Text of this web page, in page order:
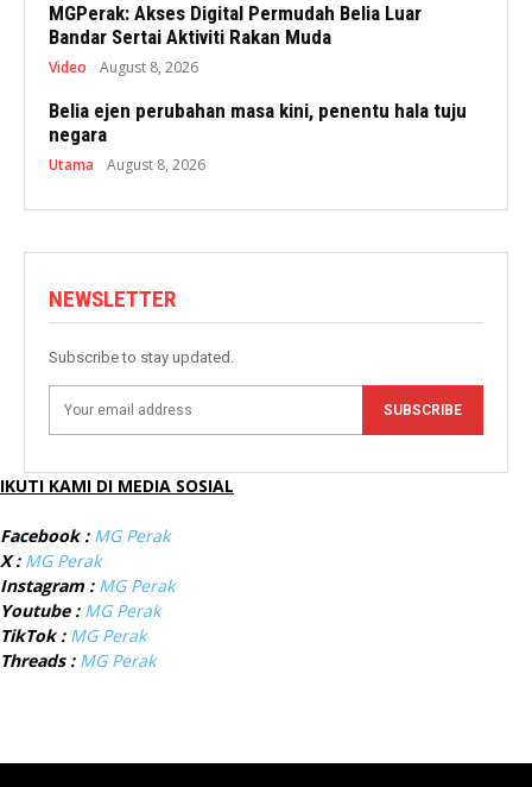
MGPerak: Akses Digital Permudah Belia Luar
Bandar Sertai Aktiviti Rakan Muda
Video August 8, 2026
Belia ejen perubahan masa kini, penentu hala tuju
negara
Utama August 8, 2026
NEWSLETTER
Subscribe to stay updated.
SUBSCRIBE
IKUTI KAMI DI MEDIA SOSIAL
Facebook : MG Perak
X : MG Perak
Instagram : MG Perak
Youtube : MG Perak
TikTok : MG Perak
Threads : MG Perak